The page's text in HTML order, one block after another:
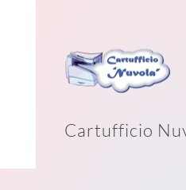
Cartufficio